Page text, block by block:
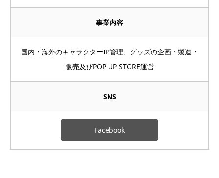
事業内容
国内・海外のキャラクターIP管理、グッズの企画・製造・
販売及びPOP UP STORE運営
SNS
Facebook